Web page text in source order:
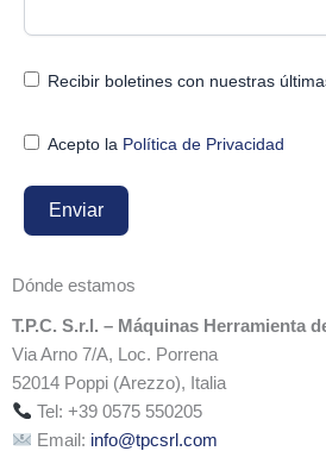
Recibir boletines con nuestras
Acepto la Política de Privacidad
Enviar
Dónde estamos
T.P.C. S.r.l. – Máquinas Herramienta
Via Arno 7/A, Loc. Porrena
52014 Poppi (Arezzo), Italia
Tel: +39 0575 550205
Email: info@tpcsrl.com